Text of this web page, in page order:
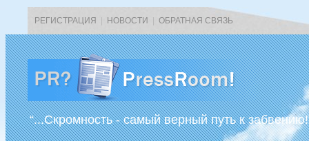
РЕГИСТРАЦИЯ НОВОСТИ ОБРАТНАЯ СВЯЗЬ
“...Скромность - самый верный путь к